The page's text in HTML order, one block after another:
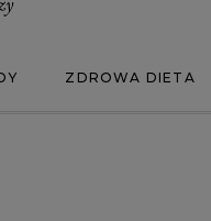
ZDROWA DIETA